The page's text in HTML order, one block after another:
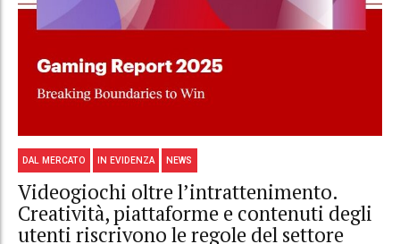
DAL MERCATO IN EVIDENZA NEWS
Videogiochi oltre l’intrattenimento.
Creatività, piattaforme e contenuti degli
utenti riscrivono le regole del settore